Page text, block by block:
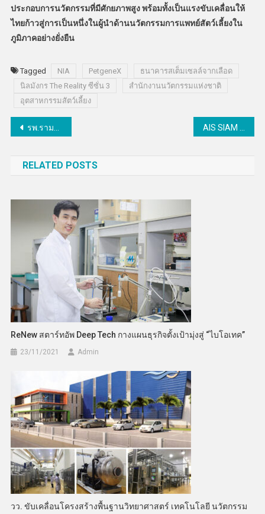
ประกอบการนวัตกรรมที่มีศักยภาพสูง พร้อมทั้งเป็นแรงขับเคลื่อนให้
ไทยก้าวสู่การเป็นหนึ่งในผู้นำด้านนวัตกรรมการแพทย์สัตว์เลี้ยงใน
ภูมิภาคอย่างยั่งยืน
Tagged NIA PetgeneX
ธนาคารสเต็มเซลล์จากเลือด
นิลมังกร The Reality ซีซั่น 3
สำนักงานนวัตกรรมแห่งชาติ
อุตสาหกรรมสัตว์เลี้ยง
แนะแนว
รพ.รามาธิบดี โชว์ความพร้อมเพื่อรักษาผู้ป่วยโรคหัวใจพิการแต่กำเนิดแบบต่อเนื่องทุกช่วงวัยผ่านศูนย์ ACHD อย่างเท่าเทียม
RELATED POSTS
ReNew สตาร์ทอัพ Deep Tech กางแผนธุรกิจตั้งเป้ามุ่งสู่ “ไบโอเทค”
23/11/2021 Admin
วว. ขับเคลื่อนโครงสร้างพื้นฐานวิทยาศาสตร์ เทคโนโลยี นวัตกรรม